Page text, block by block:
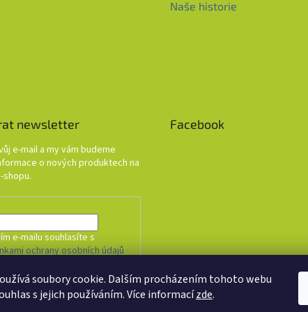
soubory cookie. Dalším procházením tohoto webu
s jejich používáním. Více informacízde.
Naše historie
newsletter
e-mail a my vám budeme
o nových produktech na
shopu.
e-mailu souhlasíte s
ochrany osobních údajů
SE
Facebook